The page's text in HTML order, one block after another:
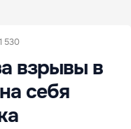
1 530
взрывы в
себя